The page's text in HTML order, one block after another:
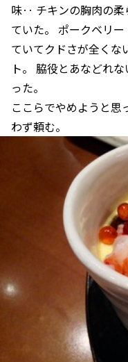
味‥ チキンの胸肉の柔
ていた。 ポークベリ
ていてクドさが全くな
ト。 脇役とあなどれ
った。
ここらでやめようと思
わず頼む。